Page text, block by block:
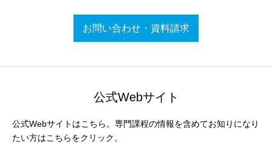
お問い合わせ・資料請求
公式Webサイト
公式Webサイトはこちら。専門課程の情報を含めてお知りになり
たい方はこちらをクリック。